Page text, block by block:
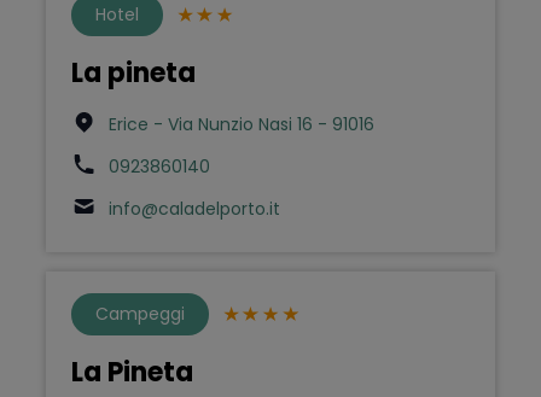
Hotel
La pineta
Erice - Via Nunzio Nasi 16 - 91016
0923860140
info@caladelporto.it
Campeggi
La Pineta